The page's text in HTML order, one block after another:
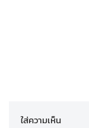
ใส่ความเห็น